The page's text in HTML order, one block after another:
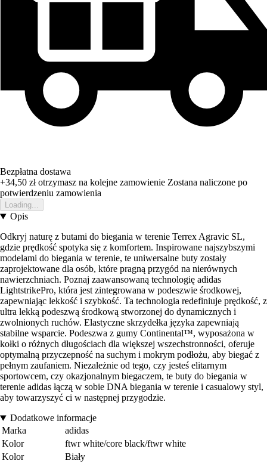
Bezpłatna dostawa
+34,50 złotrzymasz na kolejne zamowienie Zostana naliczone po
potwierdzeniu zamowienia
Loading...
Opis
Odkryj naturę z butami do biegania w terenie Terrex Agravic SL,
gdzie prędkość spotyka się z komfortem. Inspirowane najszybszymi
modelami do biegania w terenie, te uniwersalne buty zostały
zaprojektowane dla osób, które pragną przygód na nierównych
nawierzchniach. Poznaj zaawansowaną technologię adidas
LightstrikePro, która jest zintegrowana w podeszwie środkowej,
zapewniając lekkość i szybkość. Ta technologia redefiniuje prędkość, z
ultra lekką podeszwą środkową stworzonej do dynamicznych i
zwolnionych ruchów. Elastyczne skrzydełka języka zapewniają
stabilne wsparcie. Podeszwa z gumy Continental™, wyposażona w
kołki o różnych długościach dla większej wszechstronności, oferuje
optymalną przyczepność na suchym i mokrym podłożu, aby biegać z
pełnym zaufaniem. Niezależnie od tego, czy jesteś elitarnym
sportowcem, czy okazjonalnym biegaczem, te buty do biegania w
terenie adidas łączą w sobie DNA biegania w terenie i casualowy styl,
aby towarzyszyć ci w następnej przygodzie.
Dodatkowe informacje
Marka
adidas
Kolor
ftwr white/core black/ftwr white
Kolor
Biały